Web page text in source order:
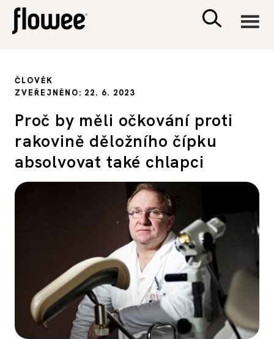
PSYCHOLOGIE
SEX A VZTAHY
PORADNA
ČLOVĚK
ZVEŘEJNĚNO: 22. 6. 2023
Proč by měli očkování proti
rakovině děložního čípku
absolvovat také chlapci